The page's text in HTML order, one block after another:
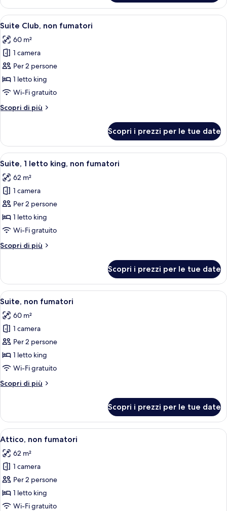
Executive,
non
fumatori,
(Mature)
Apri
tutte
le
foto
per
Suite
Club,
fumatori
Una camera d'albergo moderna con
5
Suite Club, non fumatori
60 m²
1 camera
Per 2 persone
1 letto king
Wi-Fi gratuito
Scopri di più
Altri
Club,
non
fumatori
Scopri i prezzi per le tue date
Apri
tutte
le
foto
per
Suite,
1
king,
Una camera d'albergo moderna
5
Suite, 1 letto king, non fumatori
62 m²
1 camera
Per 2 persone
1 letto king
Wi-Fi gratuito
Scopri di più
Altri
1
letto
king,
fumatori
Scopri i prezzi per le tue date
Apri
tutte
le
foto
per
Suite,
non
Camera moderna con vista sulla
3
Suite, non fumatori
60 m²
1 camera
Per 2 persone
1 letto king
Wi-Fi gratuito
Scopri di più
Altri
non
fumatori
Scopri i prezzi per le tue date
Apri
tutte
le
foto
per
Attico,
non
Un soggiorno moderno con una
5
Attico, non fumatori
62 m²
1 camera
Per 2 persone
1 letto king
Wi-Fi gratuito